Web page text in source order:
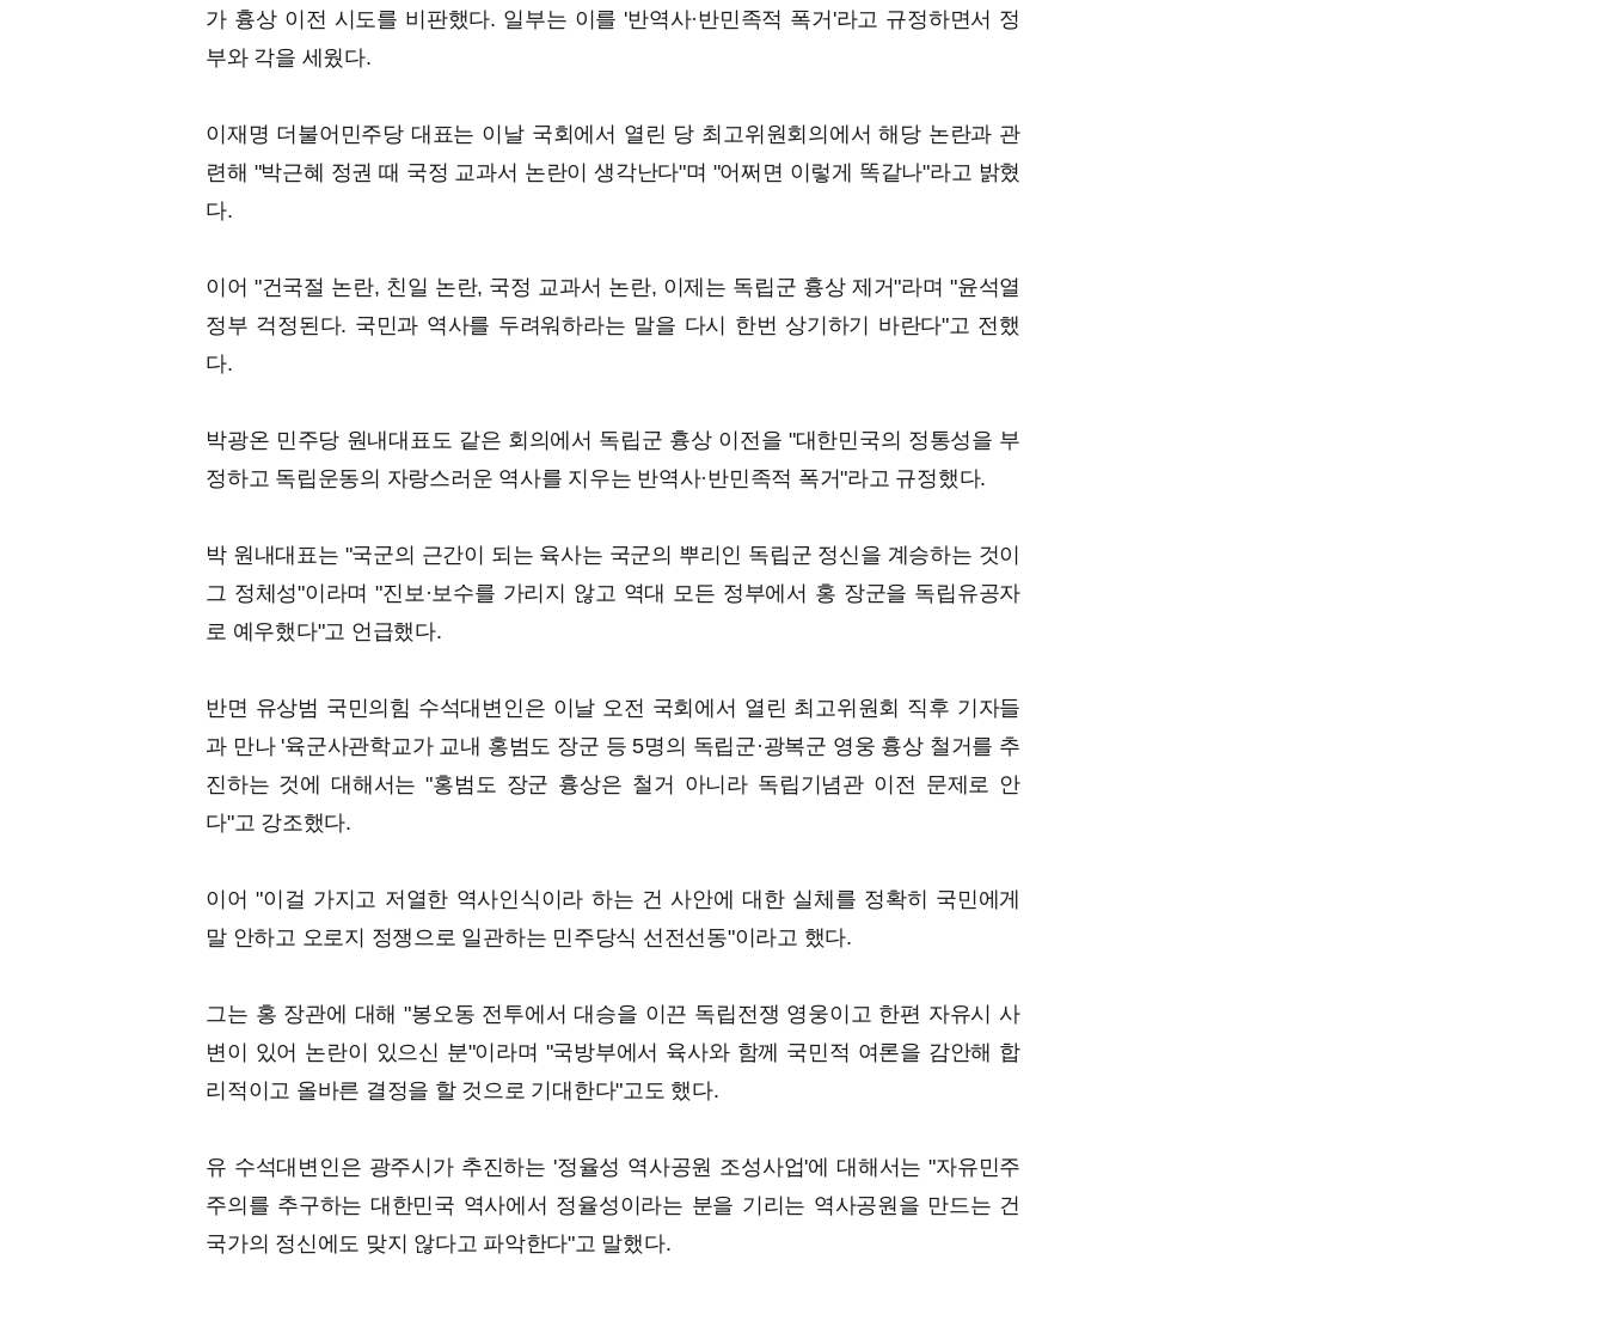
가 흉상 이전 시도를 비판했다. 일부는 이를 '반역사·반민족적 폭거'라고 규정하면서 정
부와 각을 세웠다.
이재명 더불어민주당 대표는 이날 국회에서 열린 당 최고위원회의에서 해당 논란과 관
련해 "박근혜 정권 때 국정 교과서 논란이 생각난다"며 "어쩌면 이렇게 똑같나"라고 밝혔
다.
이어 "건국절 논란, 친일 논란, 국정 교과서 논란, 이제는 독립군 흉상 제거"라며 "윤석열
정부 걱정된다. 국민과 역사를 두려워하라는 말을 다시 한번 상기하기 바란다"고 전했
다.
박광온 민주당 원내대표도 같은 회의에서 독립군 흉상 이전을 "대한민국의 정통성을 부
정하고 독립운동의 자랑스러운 역사를 지우는 반역사·반민족적 폭거"라고 규정했다.
박 원내대표는 "국군의 근간이 되는 육사는 국군의 뿌리인 독립군 정신을 계승하는 것이
그 정체성"이라며 "진보·보수를 가리지 않고 역대 모든 정부에서 홍 장군을 독립유공자
로 예우했다"고 언급했다.
반면 유상범 국민의힘 수석대변인은 이날 오전 국회에서 열린 최고위원회 직후 기자들
과 만나 '육군사관학교가 교내 홍범도 장군 등 5명의 독립군·광복군 영웅 흉상 철거를 추
진하는 것에 대해서는 "홍범도 장군 흉상은 철거 아니라 독립기념관 이전 문제로 안
다"고 강조했다.
이어 "이걸 가지고 저열한 역사인식이라 하는 건 사안에 대한 실체를 정확히 국민에게
말 안하고 오로지 정쟁으로 일관하는 민주당식 선전선동"이라고 했다.
그는 홍 장관에 대해 "봉오동 전투에서 대승을 이끈 독립전쟁 영웅이고 한편 자유시 사
변이 있어 논란이 있으신 분"이라며 "국방부에서 육사와 함께 국민적 여론을 감안해 합
리적이고 올바른 결정을 할 것으로 기대한다"고도 했다.
유 수석대변인은 광주시가 추진하는 '정율성 역사공원 조성사업'에 대해서는 "자유민주
주의를 추구하는 대한민국 역사에서 정율성이라는 분을 기리는 역사공원을 만드는 건
국가의 정신에도 맞지 않다고 파악한다"고 말했다.